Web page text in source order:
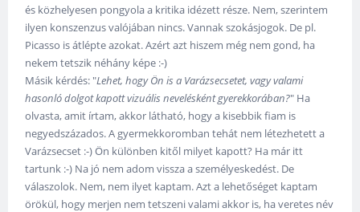
és közhelyesen pongyola a kritika idézett része. Nem, szerintem
ilyen konszenzus valójában nincs. Vannak szokásjogok. De pl.
Picasso is átlépte azokat. Azért azt hiszem még nem gond, ha
nekem tetszik néhány képe :-)
Másik kérdés: "Lehet, hogy Ön is a Varázsecsetet, vagy valami
hasonló dolgot kapott vizuális nevelésként gyerekkorában?" Ha
olvasta, amit írtam, akkor látható, hogy a kisebbik fiam is
negyedszázados. A gyermekkoromban tehát nem létezhetett a
Varázsecset :-) Ön különben kitől milyet kapott? Ha már itt
tartunk :-) Na jó nem adom vissza a személyeskedést. De
válaszolok. Nem, nem ilyet kaptam. Azt a lehetőséget kaptam
örökül, hogy merjen nem tetszeni valami akkor is, ha veretes név